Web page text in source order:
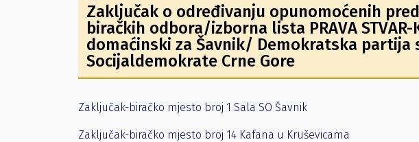
Zaključak o određivanju opunomoćenih
biračkih odbora/izborna lista PRAVA
domaćinski za Šavnik/ Demokratska partija
Socijaldemokrate Crne Gore
Zaključak-biračko mjesto broj 1 Sala SO Šavnik
Zaključak-biračko mjesto broj 14 Kafana u Kruševicama